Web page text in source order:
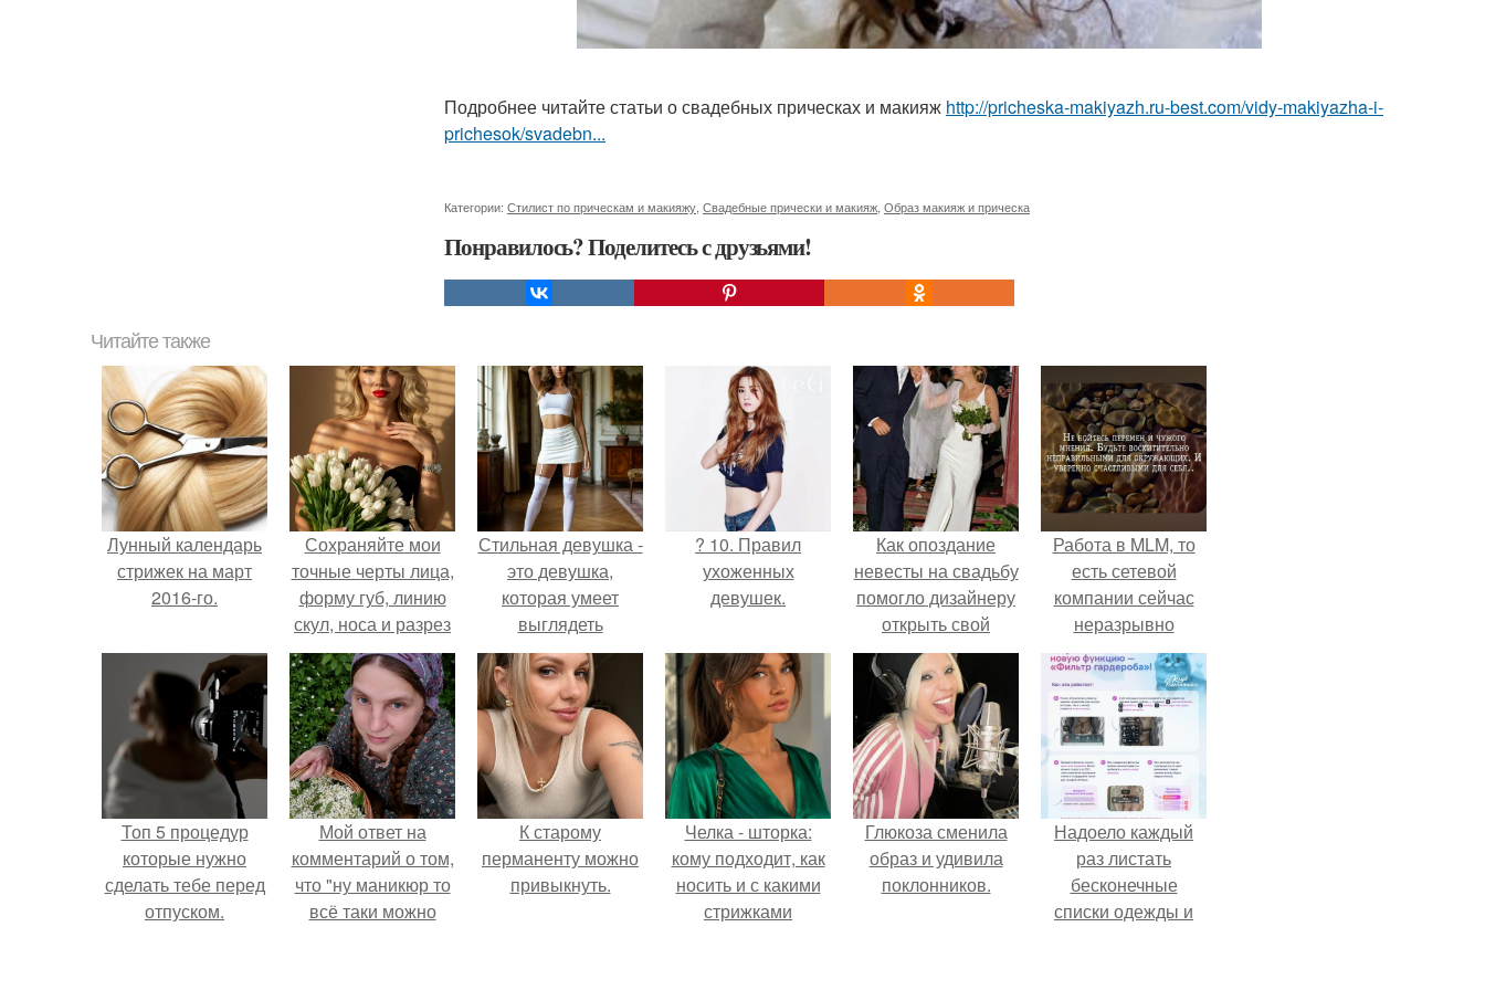
Подробнее читайте статьи о свадебных прическах и макияж http://pricheska-makiyazh.ru-best.com/vidy-makiyazha-i-
prichesok/svadebn...
Категории: Стилист по прическам и макияжу Свадебные прически и макияж Образ макияж и прическа
Понравилось? Поделитесь с друзьями!
Читайте также
Лунный календарь
стрижек на март
2016-го.
Сохраняйте мои
точные черты лица,
форму губ, линию
скул, носа и разрез
глаз.
Стильная девушка -
это девушка,
которая умеет
выглядеть
привлекательно и
элегантно в любои
ситуации.
? 10. Правил
ухоженных
девушек.
Как опоздание
невесты на свадьбу
помогло дизайнеру
открыть свой
бренд.
Работа в MLM, то
есть сетевой
компании сейчас
неразрывно
связана с создание
своего контента,
своей страницы в
соц сетях.
Топ 5 процедур
которые нужно
сделать тебе перед
отпуском.
Мой ответ на
комментарий о том,
что "ну маникюр то
всё таки можно
К старому
перманенту можно
привыкнуть.
Челка - шторка:
кому подходит, как
носить и с какими
стрижками
Глюкоза сменила
образ и удивила
поклонников.
Надоело каждый
раз листать
бесконечные
списки одежды и